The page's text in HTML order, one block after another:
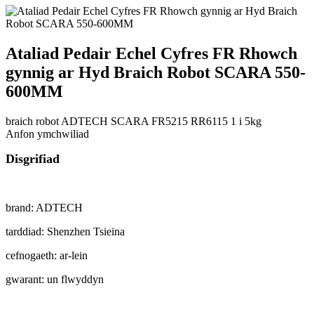
Ataliad Pedair Echel Cyfres FR Rhowch
gynnig ar Hyd Braich Robot SCARA 550-
600MM
braich robot ADTECH SCARA FR5215 RR6115 1 i 5kg
Anfon ymchwiliad
Disgrifiad
brand: ADTECH
tarddiad: Shenzhen Tsieina
cefnogaeth: ar-lein
gwarant: un flwyddyn